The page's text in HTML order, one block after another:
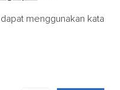
menggunakan kata